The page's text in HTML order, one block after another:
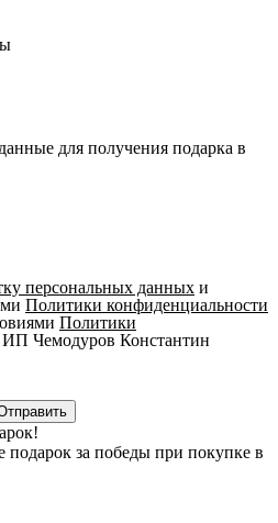
для получения подарка в
персональных данных и
Политики конфиденциальности
Политики
ИП Чемодуров Константин
подарок за победы при покупке в